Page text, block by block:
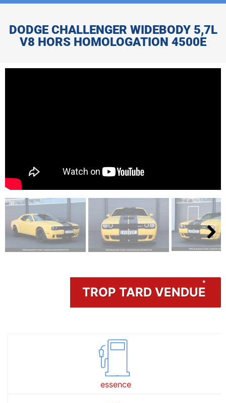
DODGE CHALLENGER WIDEBODY 5,7L
V8 HORS HOMOLOGATION 4500E
Next
TROP TARD VENDUE
essence